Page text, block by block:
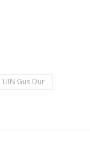
UIN Gus Dur